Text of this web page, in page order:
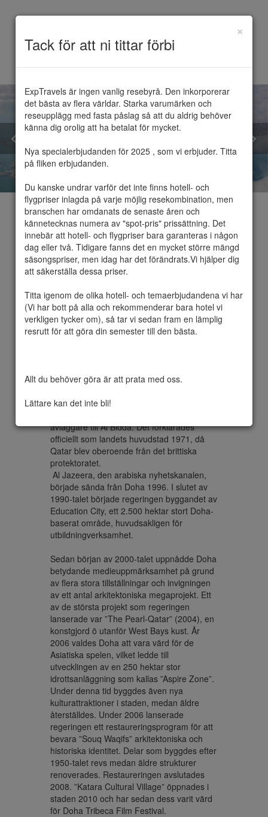
Tack för att ni tittar förbi
×
ExpTravels är ingen vanlig resebyrå. Den inkorporerar
det bästa av flera världar. Starka varumärken och
reseupplägg med fasta påslag så att du aldrig behöver
känna dig orolig att ha betalat för mycket.
Nya specialerbjudanden för 2025 , som vi erbjuder. Titta
på fliken erbjudanden.
Du kanske undrar varför det inte finns hotell- och
flygpriser inlagda på varje möjlig resekombination, men
branschen har omdanats de senaste åren och
kännetecknas numera av "spot-pris" prissättning. Det
innebär att hotell- och flygpriser bara garanteras i någon
dag eller två. Tidigare fanns det en mycket större mängd
säsongspriser, men idag har det förändrats.Vi hjälper dig
att säkerställa dessa priser.
Titta igenom de olika hotell- och temaerbjudandena vi har
(Vi har bott på alla och rekommenderar bara hotel vi
verkligen tycker om), så tar vi sedan fram en lämplig
resrutt för att göra din semester till den bästa.
Allt du behöver göra är att prata med oss.
Lättare kan det inte bli!
Doha
Doha är staten Qatars huvudstad och är
den mest befolkningsrika staden. Doha har
en befolkning på  ca 1.351.000. Staden
eller dess omgivande förorter, och det är
avläggare till Al Bidda. Det förklarades
officiellt som landets huvudstad 1971, då
Qatar blev oberoende från det brittiska
protektoratet.
började sända från Doha 1996. I slutet av
1990-talet började regeringen byggandet av
Education City, ett 2.500 hektar stort Doha-
baserat område, huvudsakligen för
utbildningverksamhet.
Sedan början av 2000-talet uppnådde Doha
betydande medieuppmärksamhet på grund
av flera stora tillställningar och invigningen
av ett antal arkitektoniska megaprojekt. Ett
av de största projekt som regeringen
lanserade var ”The Pearl-Qatar” (2004), en
konstgjord ö utanför West Bays kust. År
2006 valdes Doha att vara värd för de
Asiatiska spelen, vilket ledde till
utvecklingen av en 250 hektar stor
idrottsanläggning som kallas ”Aspire Zone”.
Under denna tid byggdes även nya
kulturattraktioner i staden, medan äldre
återställdes. Under 2006 lanserade
regeringen ett restaureringsprogram för att
bevara ”Souq Waqifs” arkitektoniska och
historiska identitet. Delar som byggdes efter
1950-talet revs medan äldre strukturer
renoverades. Restaureringen avslutades
2008. ”Katara Cultural Village” öppnades i
staden 2010 och har sedan dess varit värd
för Doha Tribeca Film Festival.